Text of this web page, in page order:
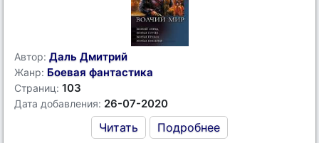
Автор: Даль Дмитрий
Жанр: Боевая фантастика
Страниц: 103
Дата добавления: 26-07-2020
Читать Подробнее